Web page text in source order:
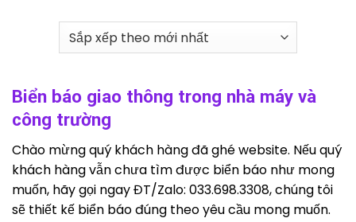
Biển báo giao thông trong nhà máy và
công trường
Chào mừng quý khách hàng đã ghé website. Nếu quý
khách hàng vẫn chưa tìm được biển báo như mong
muốn, hãy gọi ngay ĐT/Zalo: 033.698.3308, chúng tôi
sẽ thiết kế biển báo đúng theo yêu cầu mong muốn.